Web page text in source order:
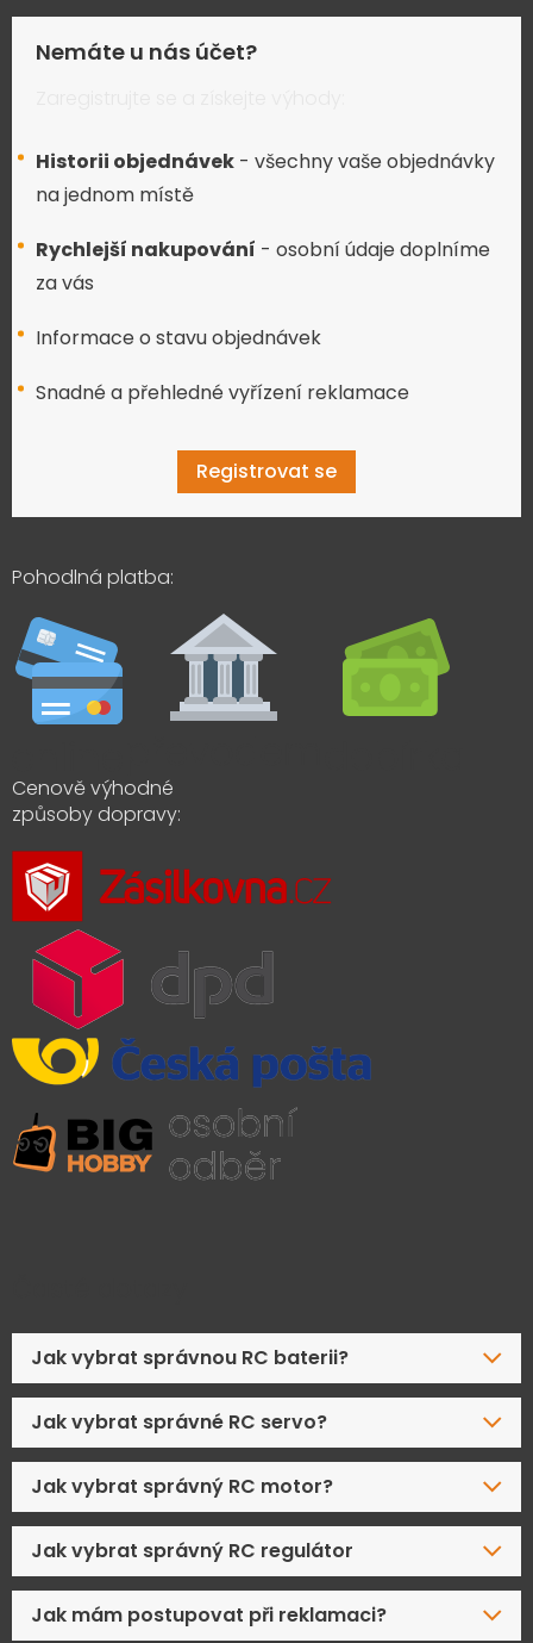
Nemáte u nás účet?
Historii objednávek - všechny vaše objednávky
na jednom místě
Rychlejší nakupování - osobní údaje doplníme
za vás
Informace o stavu objednávek
Snadné a přehledné vyřízení reklamace
Registrovat se
Pohodlná platba:
Cenově výhodné
způsoby dopravy:
Jak vybrat správnou RC baterii?
Jak vybrat správné RC servo?
Jak vybrat správný RC motor?
Jak vybrat správný RC regulátor
Jak mám postupovat při reklamaci?